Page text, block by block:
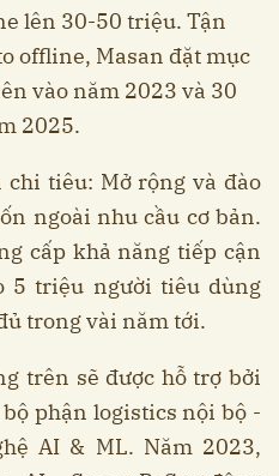
lên 30-50 triệu. Tận
offline, Masan đặt mục
vào năm 2023 và 30
2025.
tiêu: Mở rộng và đào
ngoài nhu cầu cơ bản.
cấp khả năng tiếp cận
5 triệu người tiêu dùng
trong vài năm tới.
trên sẽ được hỗ trợ bởi
phận logistics nội bộ -
AI & ML. Năm 2023,